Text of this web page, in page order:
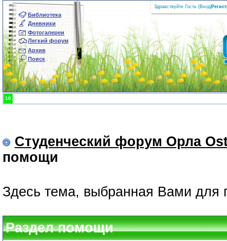
Библиотека
Дневники
Фотогалереи
Легкий форум
Архив
Поиск
Здравствуйте Гость (Вход
10
Студенческий форум Орла
помощи
Здесь тема, выбранная Вами для
Раздел помощи